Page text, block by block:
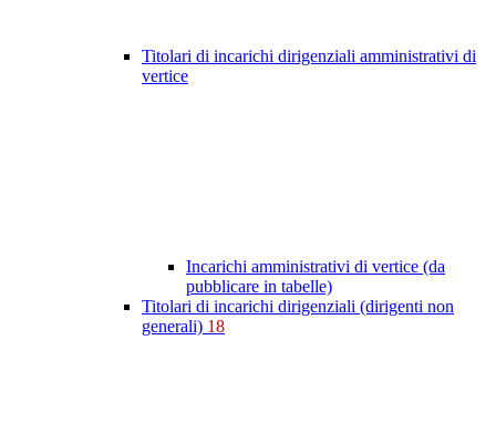
Titolari di incarichi dirigenziali amministrativi di
vertice
Incarichi amministrativi di vertice (da
pubblicare in tabelle)
Titolari di incarichi dirigenziali (dirigenti non
generali) 18